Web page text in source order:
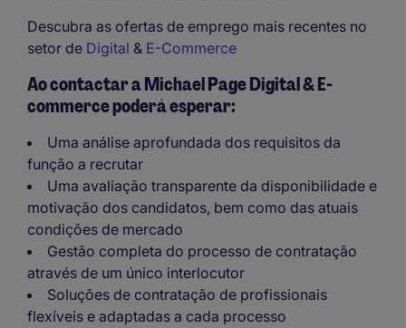
Descubra as ofertas de emprego mais recentes no
setor de Digital & E-Commerce
Ao contactar a Michael Page Digital & E-
commerce poderá esperar:
Uma análise aprofundada dos requisitos da
função a recrutar
Uma avaliação transparente da disponibilidade e
motivação dos candidatos, bem como das atuais
condições de mercado
Gestão completa do processo de contratação
através de um único interlocutor
Soluções de contratação de profissionais
flexíveis e adaptadas a cada processo